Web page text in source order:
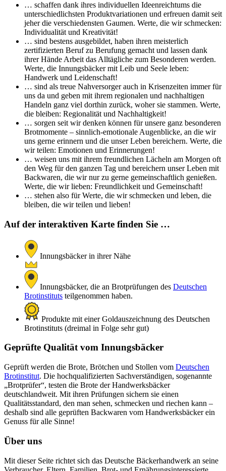
… schaffen dank ihres individuellen Ideenreichtums die
unterschiedlichsten Produktvariationen und erfreuen damit seit
jeher die verschiedensten Gaumen. Werte, die wir schmecken:
Individualität und Kreativität!
… sind bestens ausgebildet, haben ihren meisterlich
zertifizierten Beruf zu Berufung gemacht und lassen dank
ihrer Hände Arbeit das Alltägliche zum Besonderen werden.
Werte, die Innungsbäcker mit Leib und Seele leben:
Handwerk und Leidenschaft!
… sind als treue Nahversorger auch in Krisenzeiten immer für
uns da und geben mit ihrem regionalen und nachhaltigen
Handeln ganz viel dorthin zurück, woher sie stammen. Werte,
die bleiben: Regionalität und Nachhaltigkeit!
… sorgen seit wir denken können für unsere ganz besonderen
Brotmomente – sinnlich-emotionale Augenblicke, an die wir
uns gerne erinnern und die unser Leben bereichern. Werte, die
wir teilen: Emotionen und Erinnerungen!
… weisen uns mit ihrem freundlichen Lächeln am Morgen oft
den Weg für den ganzen Tag und bereichern unser Leben mit
Backwaren, die wir nur zu gerne gemeinschaftlich genießen.
Werte, die wir lieben: Freundlichkeit und Gemeinschaft!
… stehen also für Werte, die wir schmecken und leben, die
bleiben, die wir teilen und lieben!
Auf der interaktiven Karte finden Sie …
Innungsbäcker in ihrer Nähe
Innungsbäcker, die an Brotprüfungen des Deutschen
Brotinstituts teilgenommen haben.
Produkte mit einer Goldauszeichnung des Deutschen
Brotinstituts (dreimal in Folge sehr gut)
Geprüfte Qualität vom Innungsbäcker
Geprüft werden die Brote, Brötchen und Stollen vom Deutschen
Brotinstitut. Die hochqualifizierten Sachverständigen, sogenannte
„Brotprüfer“, testen die Brote der Handwerksbäcker
deutschlandweit. Mit ihren Prüfungen sichern sie einen
Qualitätsstandard, den man sehen, schmecken und riechen kann –
deshalb sind alle geprüften Backwaren vom Handwerksbäcker ein
Genuss für alle Sinne!
Über uns
Mit dieser Seite richtet sich das Deutsche Bäckerhandwerk an seine